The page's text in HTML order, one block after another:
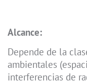
Alcance:
Depende de la
ambientales
interferencias de